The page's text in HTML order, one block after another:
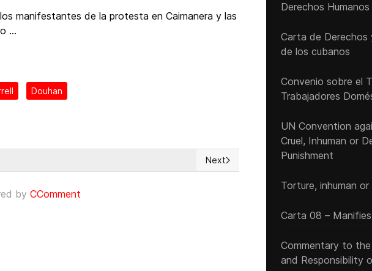
manifestantes de la protesta en Caimanera y las
...
Douhan
de discriminación positiva en las universidades Next article: Dictatorship in Nicaragua
Next
byCComment
Derechos Humanos
Carta de Derechos
de los cubanos
Convenio sobre el
Trabajadores
UN Convention
Cruel, Inhuman or
Punishment
Torture, inhuman
Carta 08 –
Commentary to
and Responsibility